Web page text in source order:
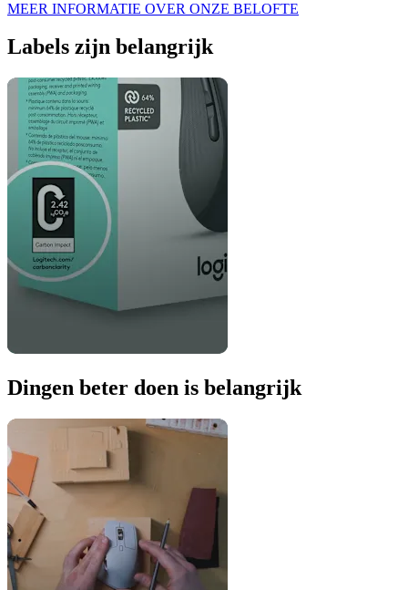
MEER INFORMATIE OVER ONZE BELOFTE
Labels zijn belangrijk
Dingen beter doen is belangrijk